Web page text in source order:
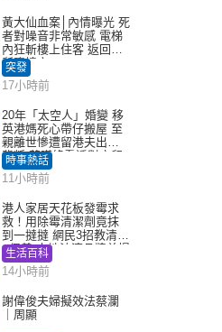
黃大仙血案│內情曝光 死
者對噪音非常敏感 電梯
內狂斬樓上住客 返回住
所墮樓亡
突發
17小時前
20年「太空人」婚變 移
英港媽死心帶仔搬屋 至
親離世慘遭留港夫出軌
背叛 苦嘆終看透對方留
港「真相」｜Juicy叮
時事熱話
11小時前
港人家居天花板發霉求
救！用除霉清潔劑竟抹
到一撻撻 網民3招教清潔
+保養 本地油漆品牌曾提
醒勿用1物防變色
生活百科
14小時前
謝偉俊夫婦擬效法蔡瀾
｜周顯